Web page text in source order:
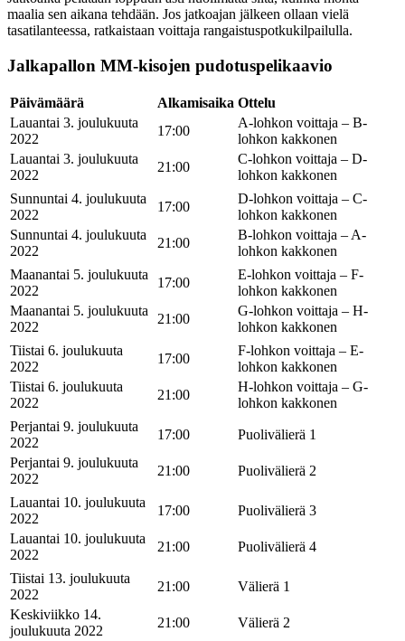
maalia sen aikana tehdään. Jos jatkoajan jälkeen ollaan vielä
tasatilanteessa, ratkaistaan voittaja rangaistuspotkukilpailulla.
Jalkapallon MM-kisojen pudotuspelikaavio
Päivämäärä Alkamisaika Ottelu
Lauantai 3. joulukuuta
2022
17:00
A-lohkon voittaja – B-
lohkon kakkonen
Lauantai 3. joulukuuta
2022
21:00
C-lohkon voittaja – D-
lohkon kakkonen
Sunnuntai 4. joulukuuta
2022
17:00
D-lohkon voittaja – C-
lohkon kakkonen
Sunnuntai 4. joulukuuta
2022
21:00
B-lohkon voittaja – A-
lohkon kakkonen
Maanantai 5. joulukuuta
2022
17:00
E-lohkon voittaja – F-
lohkon kakkonen
Maanantai 5. joulukuuta
2022
21:00
G-lohkon voittaja – H-
lohkon kakkonen
Tiistai 6. joulukuuta
2022
17:00
F-lohkon voittaja – E-
lohkon kakkonen
Tiistai 6. joulukuuta
2022
21:00
H-lohkon voittaja – G-
lohkon kakkonen
Perjantai 9. joulukuuta
2022
17:00
Puolivälierä 1
Perjantai 9. joulukuuta
2022
21:00 Puolivälierä 2
Lauantai 10. joulukuuta
2022
17:00
Puolivälierä 3
Lauantai 10. joulukuuta
2022
21:00 Puolivälierä 4
Tiistai 13. joulukuuta
2022
21:00
Välierä 1
Keskiviikko 14.
joulukuuta 2022
21:00 Välierä 2